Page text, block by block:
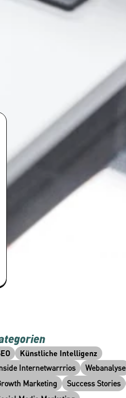
Künstliche Intelligenz
Internetwarrrios
Webanalyse
Marketing
Success Stories